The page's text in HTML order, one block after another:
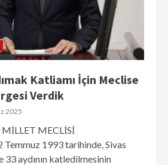
Katliamı İçin Meclise
Verdik
2025
MECLİSİ
1993 tarihinde, Sivas
33 aydının katledilmesinin